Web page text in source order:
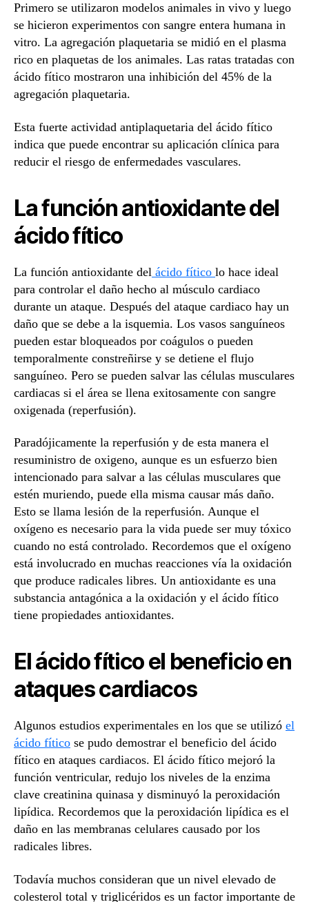
Primero se utilizaron modelos animales in vivo y luego
se hicieron experimentos con sangre entera humana in
vitro. La agregación plaquetaria se midió en el plasma
rico en plaquetas de los animales. Las ratas tratadas con
ácido fítico mostraron una inhibición del 45% de la
agregación plaquetaria.
Esta fuerte actividad antiplaquetaria del ácido fítico
indica que puede encontrar su aplicación clínica para
reducir el riesgo de enfermedades vasculares.
La función antioxidante del
ácido fítico
La función antioxidante del ácido fítico lo hace ideal
para controlar el daño hecho al músculo cardiaco
durante un ataque. Después del ataque cardiaco hay un
daño que se debe a la isquemia. Los vasos sanguíneos
pueden estar bloqueados por coágulos o pueden
temporalmente constreñirse y se detiene el flujo
sanguíneo. Pero se pueden salvar las células musculares
cardiacas si el área se llena exitosamente con sangre
oxigenada (reperfusión).
Paradójicamente la reperfusión y de esta manera el
resuministro de oxigeno, aunque es un esfuerzo bien
intencionado para salvar a las células musculares que
estén muriendo, puede ella misma causar más daño.
Esto se llama lesión de la reperfusión. Aunque el
oxígeno es necesario para la vida puede ser muy tóxico
cuando no está controlado. Recordemos que el oxígeno
está involucrado en muchas reacciones vía la oxidación
que produce radicales libres. Un antioxidante es una
substancia antagónica a la oxidación y el ácido fítico
tiene propiedades antioxidantes.
El ácido fítico el beneficio en
ataques cardiacos
Algunos estudios experimentales en los que se utilizó el
ácido fítico se pudo demostrar el beneficio del ácido
fítico en ataques cardiacos. El ácido fítico mejoró la
función ventricular, redujo los niveles de la enzima
clave creatinina quinasa y disminuyó la peroxidación
lipídica. Recordemos que la peroxidación lipídica es el
daño en las membranas celulares causado por los
radicales libres.
Todavía muchos consideran que un nivel elevado de
colesterol total y triglicéridos es un factor importante de